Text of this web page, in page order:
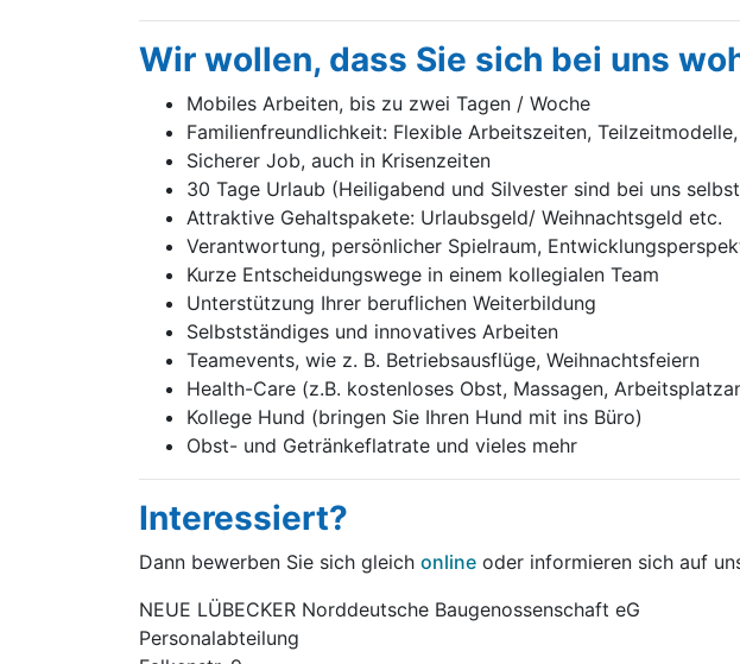
Wir wollen, dass Sie sich bei uns
Mobiles Arbeiten, bis zu zwei Tagen / Woche
Familienfreundlichkeit: Flexible Arbeitszeiten,
Sicherer Job, auch in Krisenzeiten
30 Tage Urlaub (Heiligabend und Silvester sind bei uns
Attraktive Gehaltspakete: Urlaubsgeld/ Weihnachtsgeld etc.
Verantwortung, persönlicher Spielraum,
Kurze Entscheidungswege in einem kollegialen Team
Unterstützung Ihrer beruflichen Weiterbildung
Selbstständiges und innovatives Arbeiten
Teamevents, wie z. B. Betriebsausflüge, Weihnachtsfeiern
Health-Care (z.B. kostenloses Obst, Massagen,
Kollege Hund (bringen Sie Ihren Hund mit ins Büro)
Obst- und Getränkeflatrate und vieles mehr
Interessiert?
Dann bewerben Sie sich gleich online oder informieren sich auf
NEUE LÜBECKER Norddeutsche Baugenossenschaft eG
Personalabteilung